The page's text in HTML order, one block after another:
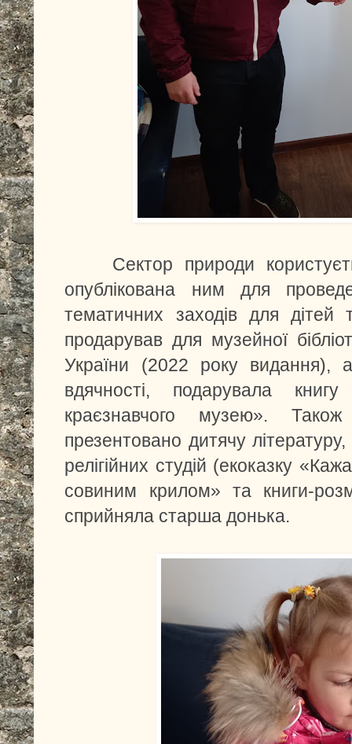
Сектор природи
опублікована ним для
тематичних заходів для
продарував для музейної
України (2022 року
вдячності, подарувала
краєзнавчого музею».
презентовано дитячу
релігійних студій (екоказку
совиним крилом» та книги-
сприйняла старша донька.